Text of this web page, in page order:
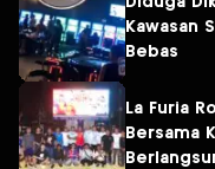
Kawasan
Bebas
La Furia
Bersama